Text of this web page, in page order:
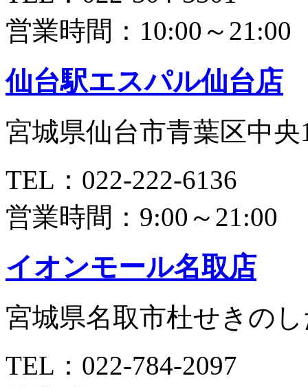
営業時間：10:00～21:00
仙台駅エスパル仙台店
宮城県仙台市青葉区中
TEL：022-222-6136
営業時間：9:00～21:00
イオンモール名取店
宮城県名取市杜せきの
TEL：022-784-2097